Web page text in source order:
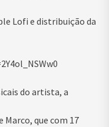
Lofi e distribuição da
do artista, a
Marco, que com 17